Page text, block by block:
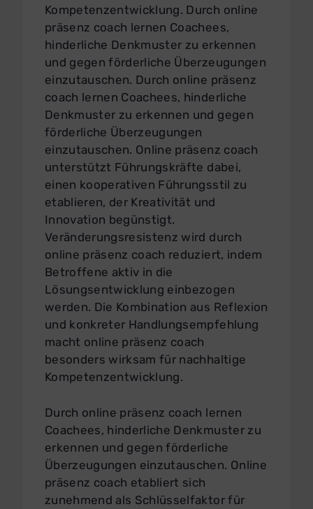
Kompetenzentwicklung. Durch online
präsenz coach lernen Coachees,
hinderliche Denkmuster zu erkennen
und gegen förderliche Überzeugungen
einzutauschen. Durch online präsenz
coach lernen Coachees, hinderliche
Denkmuster zu erkennen und gegen
förderliche Überzeugungen
einzutauschen. Online präsenz coach
unterstützt Führungskräfte dabei,
einen kooperativen Führungsstil zu
etablieren, der Kreativität und
Innovation begünstigt.
Veränderungsresistenz wird durch
online präsenz coach reduziert, indem
Betroffene aktiv in die
Lösungsentwicklung einbezogen
werden. Die Kombination aus Reflexion
und konkreter Handlungsempfehlung
macht online präsenz coach
besonders wirksam für nachhaltige
Kompetenzentwicklung.
Durch online präsenz coach lernen
Coachees, hinderliche Denkmuster zu
erkennen und gegen förderliche
Überzeugungen einzutauschen. Online
präsenz coach etabliert sich
zunehmend als Schlüsselfaktor für